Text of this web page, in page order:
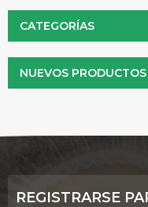
otro nutriente
CATEGORÍAS
NUEVOS PRODUCTOS
REGISTRARSE